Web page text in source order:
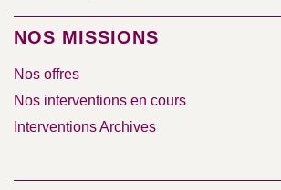
NOS MISSIONS
Nos offres
Nos interventions en cours
Interventions Archives